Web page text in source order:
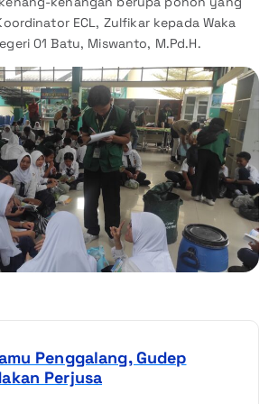
ECL, Zulfikar kepada Waka
01 Batu, Miswanto, M.Pd.H.
Penggalang, Gudep
Perjusa